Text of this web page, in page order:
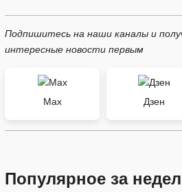
Подпишитесь на наши каналы и
интересные новости первым
Max Дзен
Популярное за